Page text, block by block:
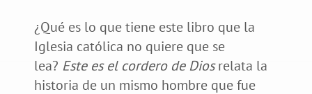
¿Qué es lo que tiene este libro que la
Iglesia católica no quiere que se
lea? Este es el cordero de Diosrelata la
historia de un mismo hombre que fue